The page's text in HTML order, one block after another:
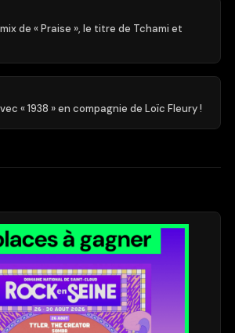
de « Praise », le titre de Tchami et
« 1938 » en compagnie de Loïc Fleury !